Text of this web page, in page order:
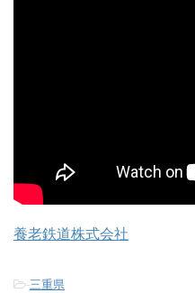
養老鉄道株式会社
-三重県